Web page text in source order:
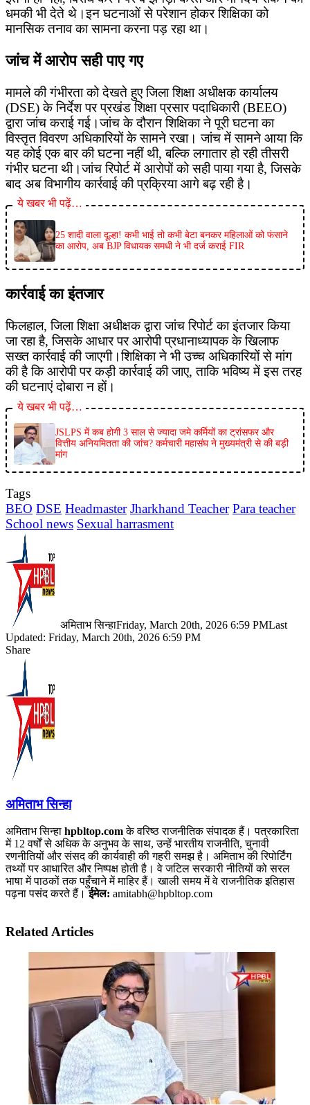
धमकी भी देते थे।इन घटनाओं से परेशान होकर शिक्षिका को
मानसिक तनाव का सामना करना पड़ रहा था।
जांच में आरोप सही पाए गए
मामले की गंभीरता को देखते हुए जिला शिक्षा अधीक्षक कार्यालय
(DSE) के निर्देश पर प्रखंड शिक्षा प्रसार पदाधिकारी (BEEO)
द्वारा जांच कराई गई।जांच के दौरान शिक्षिका ने पूरी घटना का
विस्तृत विवरण अधिकारियों के सामने रखा। जांच में सामने आया कि
यह कोई एक बार की घटना नहीं थी, बल्कि लगातार हो रही तीसरी
गंभीर घटना थी।जांच रिपोर्ट में आरोपों को सही पाया गया है, जिसके
बाद अब विभागीय कार्रवाई की प्रक्रिया आगे बढ़ रही है।
ये खबर भी पढ़ें…
25 शादी वाला दूल्हा! कभी भाई तो कभी बेटा बनकर महिलाओं को फंसाने
का आरोप, अब BJP विधायक समधी ने भी दर्ज कराई FIR
कार्रवाई का इंतजार
फिलहाल, जिला शिक्षा अधीक्षक द्वारा जांच रिपोर्ट का इंतजार किया
जा रहा है, जिसके आधार पर आरोपी प्रधानाध्यापक के खिलाफ
सख्त कार्रवाई की जाएगी।शिक्षिका ने भी उच्च अधिकारियों से मांग
की है कि आरोपी पर कड़ी कार्रवाई की जाए, ताकि भविष्य में इस तरह
की घटनाएं दोबारा न हों।
ये खबर भी पढ़ें…
JSLPS में कब होगी 3 साल से ज्यादा जमे कर्मियों का ट्रांसफर और
वित्तीय अनियमितता की जांच? कर्मचारी महासंघ ने मुख्यमंत्री से की बड़ी
मांग
Tags
BEO DSE Headmaster Jharkhand Teacher Para teacher
School news Sexual harrasment
अमिताभ सिन्हाFriday, March 20th, 2026 6:59 PMLast
Updated: Friday, March 20th, 2026 6:59 PM
Share
Facebook
LinkedIn
Pinterest
WhatsApp
Telegram
अमिताभ सिन्हा
अमिताभ सिन्हा hpbltop.comके वरिष्ठ राजनीतिक संपादक हैं। पत्रकारिता
में 12 वर्षों से अधिक के अनुभव के साथ, उन्हें भारतीय राजनीति, चुनावी
रणनीतियों और संसद की कार्यवाही की गहरी समझ है। अमिताभ की रिपोर्टिंग
तथ्यों पर आधारित और निष्पक्ष होती है। वे जटिल सरकारी नीतियों को सरल
भाषा में पाठकों तक पहुँचाने में माहिर हैं। खाली समय में वे राजनीतिक इतिहास
पढ़ना पसंद करते हैं।ईमेल: amitabh@hpbltop.com
Related Articles